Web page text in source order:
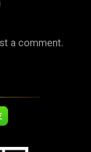
a comment.